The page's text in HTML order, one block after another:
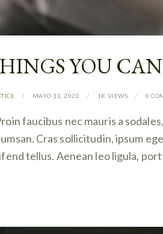
YOU
MAYO 13, 2020 1K VIEWS 0
faucibus nec mauris a
Cras sollicitudin, ipsum
tellus. Aenean leo ligula,